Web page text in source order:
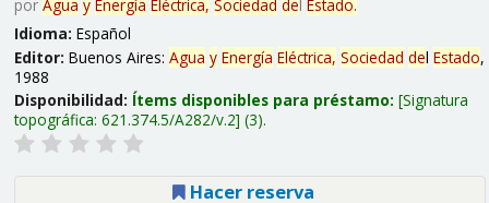
por Agua y Energía Eléctrica, Sociedad del Estado.
Idioma: Español
Editor: Buenos Aires: Agua y Energía Eléctrica, Sociedad del Estado,
1988
Disponibilidad: Ítems disponibles para préstamo: Signatura
topográfica: 621.374.5/A282/v.2 (3).
Hacer reserva